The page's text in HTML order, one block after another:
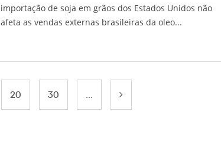
importação de soja em grãos dos Estados Unidos não
afeta as vendas externas brasileiras da oleo...
20 30